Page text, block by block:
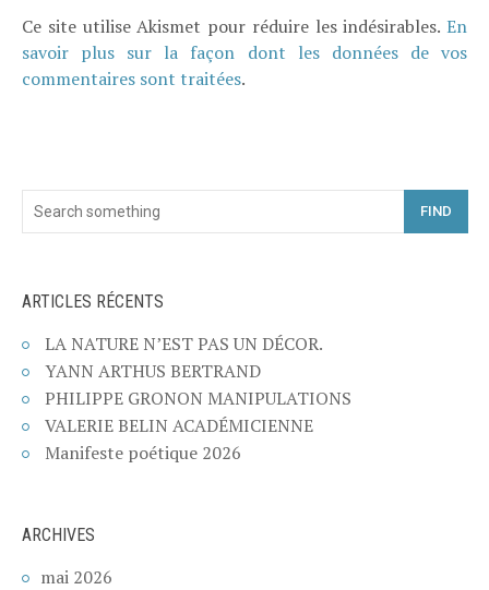
Ce site utilise Akismet pour réduire les indésirables. En
savoir plus sur la façon dont les données de vos
commentaires sont traitées.
FIND
ARTICLES RÉCENTS
LA NATURE N’EST PAS UN DÉCOR.
YANN ARTHUS BERTRAND
PHILIPPE GRONON MANIPULATIONS
VALERIE BELIN ACADÉMICIENNE
Manifeste poétique 2026
ARCHIVES
mai 2026